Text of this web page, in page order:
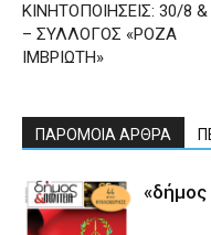
ΚΙΝΗΤΟΠΟΙΗΣΕΙΣ: 30/8
– ΣΥΛΛΟΓΟΣ «ΡΟΖΑ
ΙΜΒΡΙΩΤΗ»
ΠΑΡΟΜΟΙΑ ΑΡΘΡΑ
«δήμος